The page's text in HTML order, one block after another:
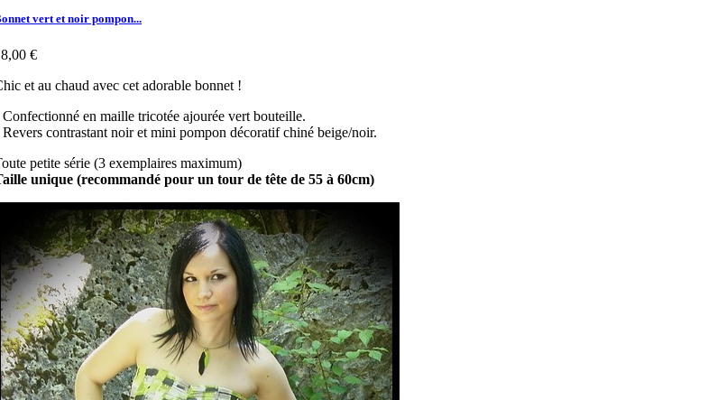
vert et noir pompon...
€
et au chaud avec cet adorable bonnet !
Confectionné en maille tricotée ajourée vert bouteille.
Revers contrastant noir et mini pompon décoratif chiné beige/noir.
petite série (3 exemplaires maximum)
unique (recommandé pour un tour de tête de 55 à 60cm)